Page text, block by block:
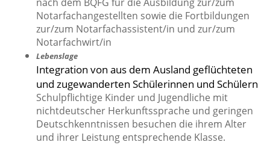
nach dem BQFG für die Ausbildung zur/zum
Notarfachangestellten sowie die Fortbildungen
zur/zum Notarfachassistent/in und zur/zum
Notarfachwirt/in
Lebenslage
Integration von aus dem Ausland geflüchteten
und zugewanderten Schülerinnen und Schülern
Schulpflichtige Kinder und Jugendliche mit
nichtdeutscher Herkunftssprache und geringen
Deutschkenntnissen besuchen die ihrem Alter
und ihrer Leistung entsprechende Klasse.